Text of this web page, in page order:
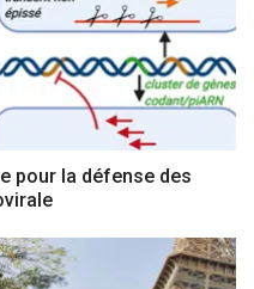
pour la défense des